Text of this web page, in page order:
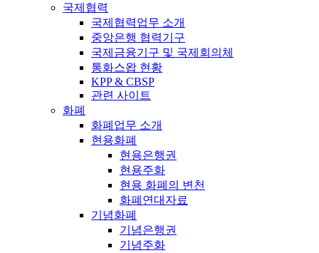
국제협력
국제협력업무 소개
중앙은행 협력기구
국제금융기구 및 국제회의체
통화스왑 현황
KPP & CBSP
관련 사이트
화폐
화폐업무 소개
현용화폐
현용은행권
현용주화
현용 화폐의 변천
화폐연대자료
기념화폐
기념은행권
기념주화